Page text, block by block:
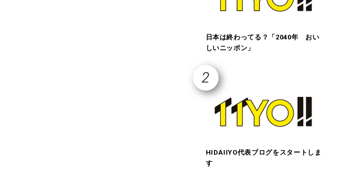
日本は終わってる？「2040年 おい
しいニッポン」
HIDAIIYO代表ブログをスタートしま
す